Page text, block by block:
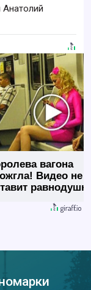
Анатолий
вагона
Видео не